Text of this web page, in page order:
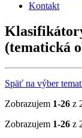
Kontakt
(tematická
Späť na výber
Zobrazujem 1-26 z
Zobrazujem 1-26 z